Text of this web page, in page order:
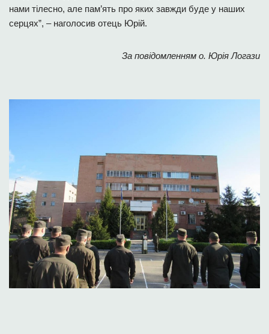
нами тілесно, але пам’ять про яких завжди буде у наших
серцях”, – наголосив отець Юрій.
За повідомленням о. Юрія Логази